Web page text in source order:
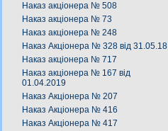
Наказ акціонера № 508
Наказ акціонера № 73
Наказ акціонера № 248
Наказ Акціонера № 328 від 31.05.18
Наказ акціонера № 717
Наказ акціонера № 167 від
01.04.2019
Наказ Акціонера № 207
Наказ Акціонера № 416
Наказ Акціонера № 417